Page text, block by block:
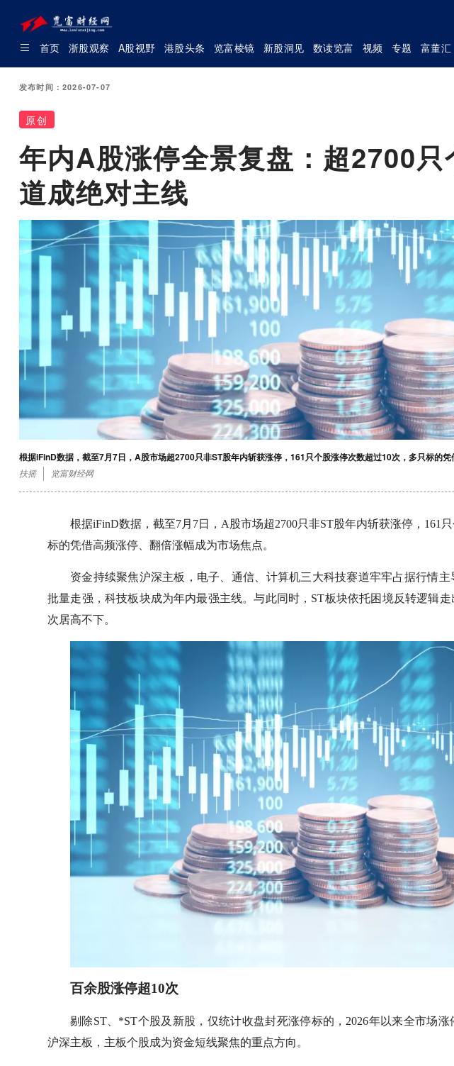
首页 浙股观察 A股视野 港股头条 览富棱镜 新股洞见 数读览富 视频 专题 富董汇
发布时间：2026-07-07
原创
年内A股涨停全景复盘：超2700
道成绝对主线
根据iFinD数据，截至7月7日，A股市场超2700只非ST股年内斩获涨停，161只个股涨停次数超过10次，多只标的凭
扶摇 览富财经网
根据iFinD数据，截至7月7日，A股市场超2700只非ST股年内斩获涨停，161
标的凭借高频涨停、翻倍涨幅成为市场焦点。
资金持续聚焦沪深主板，电子、通信、计算机三大科技赛道牢牢占据行情主
批量走强，科技板块成为年内最强主线。与此同时，ST板块依托困境反转逻辑
次居高不下。
百余股涨停超10次
剔除ST、*ST个股及新股，仅统计收盘封死涨停标的，2026年以来全市场
沪深主板，主板个股成为资金短线聚焦的重点方向。